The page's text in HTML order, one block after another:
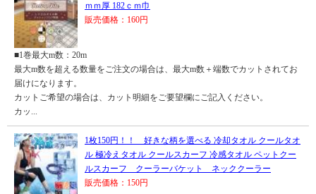
ｍｍ厚 182ｃｍ巾
販売価格：160円
■1巻最大m数：20m
最大m数を超える数量をご注文の場合は、最大m数＋端数でカットされてお
届けになります。
カットご希望の場合は、カット明細をご要望欄にご記入ください。
カッ...
1枚150円！！ 好きな柄を選べる 冷却タオル クールタオ
ル 極冷えタオル クールスカーフ 冷感タオル ペットクー
ルスカーフ クーラーバケット ネッククーラー
販売価格：150円